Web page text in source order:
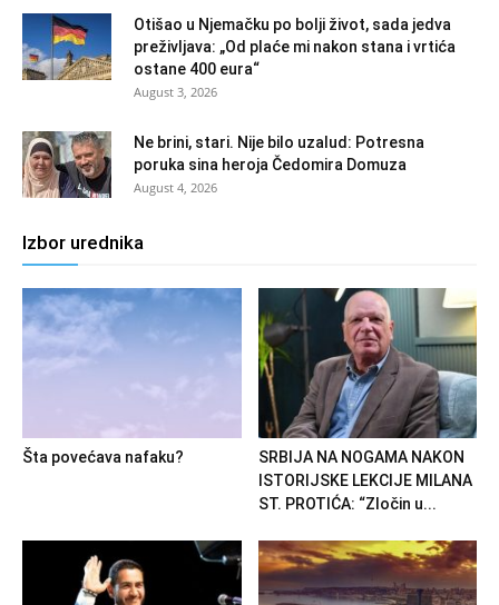
Otišao u Njemačku po bolji život, sada jedva
preživljava: „Od plaće mi nakon stana i vrtića
ostane 400 eura“
August 3, 2026
Ne brini, stari. Nije bilo uzalud: Potresna
poruka sina heroja Čedomira Domuza
August 4, 2026
Izbor urednika
Šta povećava nafaku?
SRBIJA NA NOGAMA NAKON
ISTORIJSKE LEKCIJE MILANA
ST. PROTIĆA: “Zločin u...